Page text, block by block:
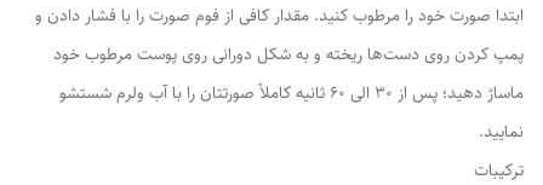
ابتدا صورت خود را مرطوب کنید. مقدار کافی از فوم صورت را با فشار دادن و
پمپ کردن روی دست‌ها ریخته و به شکل دورانی روی پوست مرطوب خود
ماساژ دهید؛ پس از 30 الی 60 ثانیه کاملاً صورتتان را با آب ولرم شستشو
نمایید.
ترکیبات